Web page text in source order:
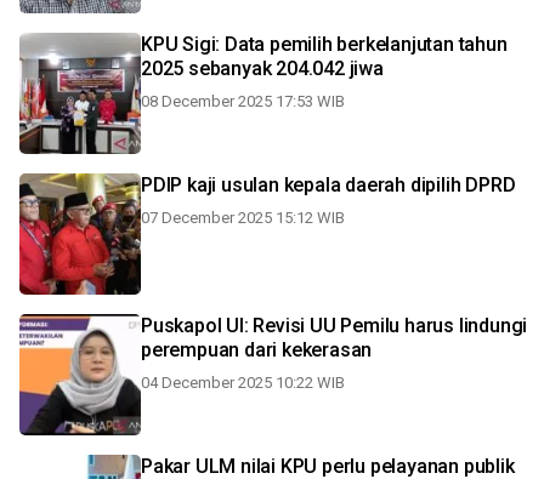
KPU Sigi: Data pemilih berkelanjutan tahun
2025 sebanyak 204.042 jiwa
08 December 2025 17:53 WIB
PDIP kaji usulan kepala daerah dipilih DPRD
07 December 2025 15:12 WIB
Puskapol UI: Revisi UU Pemilu harus lindungi
perempuan dari kekerasan
04 December 2025 10:22 WIB
Pakar ULM nilai KPU perlu pelayanan publik